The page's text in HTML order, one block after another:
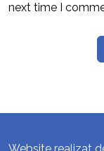
next time I